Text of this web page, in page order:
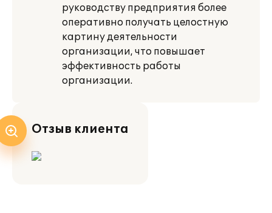
руководству предприятия более
оперативно получать целостную
картину деятельности
организации, что повышает
эффективность работы
организации.
Отзыв клиента